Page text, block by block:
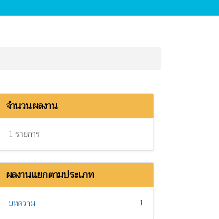
จำนวนผลงาน
1 รายการ
ผลงานแยกตามประเภท
บทความ 1